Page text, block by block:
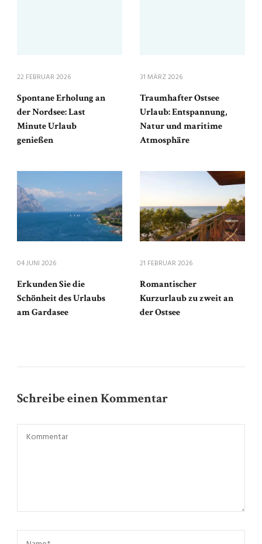
22 FEBRUAR 2026
Spontane Erholung an
der Nordsee: Last
Minute Urlaub
genießen
31 MÄRZ 2026
Traumhafter Ostsee
Urlaub: Entspannung,
Natur und maritime
Atmosphäre
04 JUNI 2026
Erkunden Sie die
Schönheit des Urlaubs
am Gardasee
21 FEBRUAR 2026
Romantischer
Kurzurlaub zu zweit an
der Ostsee
Schreibe einen Kommentar